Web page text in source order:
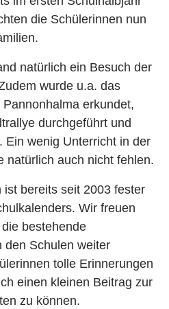
die Schülerinnen nun
natürlich ein Besuch der
wurde u.a. das
erkundet,
durchgeführt und
Ein wenig Unterricht in der
natürlich auch nicht fehlen.
bereits seit 2003 fester
Wir freuen
bestehende
den Schulen weiter
tolle Erinnerungen
einen kleinen Beitrag zur
zu können.